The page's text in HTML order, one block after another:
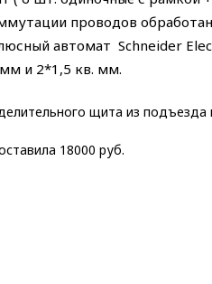
проводов
автомат Schneider
мм и 2*1,5 кв. мм.
щита из подъезда
18000 руб.